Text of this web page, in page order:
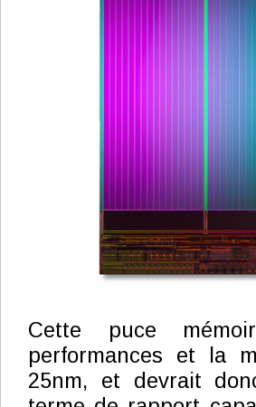
Cette puce
performances et la
25nm, et devrait